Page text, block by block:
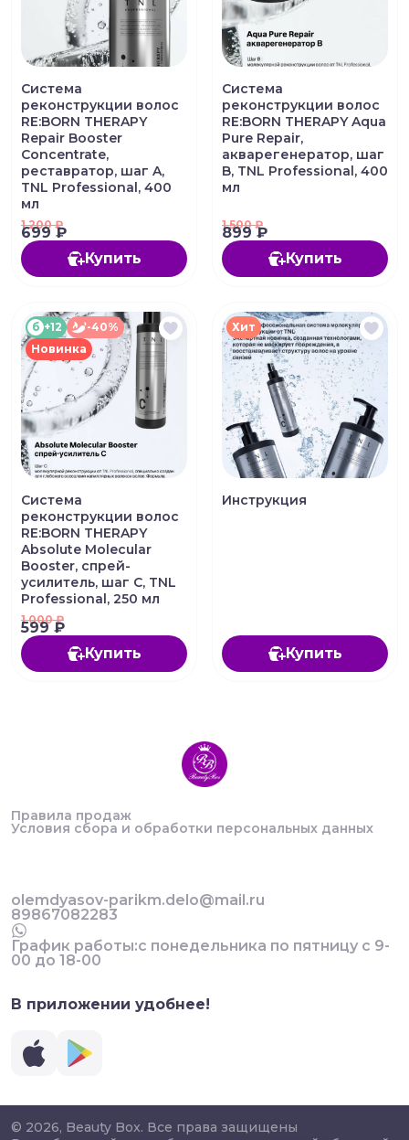
Система
реконструкции волос
RE:BORN THERAPY
Repair Booster
Concentrate,
реставратор, шаг A,
TNL Professional, 400
мл
1 200₽
699 ₽
Купить
Система
реконструкции волос
RE:BORN THERAPY Aqua
Pure Repair,
акварегенератор, шаг
B, TNL Professional, 400
мл
1 500₽
899 ₽
Купить
б +12
-40%
Новинка
Система
реконструкции волос
RE:BORN THERAPY
Absolute Molecular
Booster, спрей-
усилитель, шаг C, TNL
Professional, 250 мл
1 000₽
599 ₽
Купить
Хит
Инструкция
Купить
Правила продаж
Условия сбора и обработки персональных данных
olemdyasov-parikm.delo@mail.ru
89867082283
График работы:с понедельника по пятницу с 9-
00 до 18-00
В приложении удобнее!
© 2026, Beauty Box. Все права защищены